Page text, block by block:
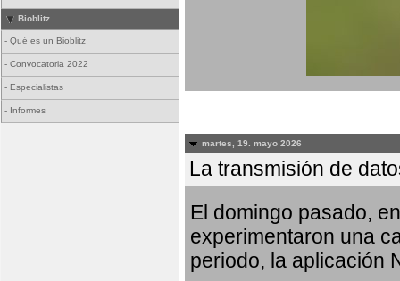
Bioblitz
- Qué es un Bioblitz
- Convocatoria 2022
- Especialistas
- Informes
martes, 19. mayo 2026
La transmisión de
El domingo pasado,
experimentaron una
periodo, la aplicación